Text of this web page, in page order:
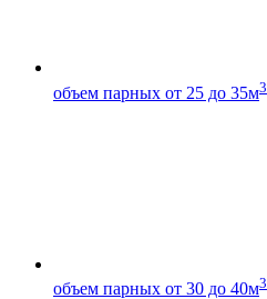
объем парных от 25 до 35м3
объем парных от 30 до 40м3